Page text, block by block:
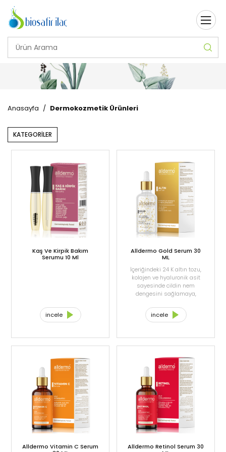
Anasayfa / Dermokozmetik Ürünleri
KATEGORİLER
Kaş Ve Kirpik Bakım
Serumu 10 Ml
incele
Alldermo Gold Serum 30
ML
İçeriğindeki 24 K altın tozu,
kolajen ve hyaluronik asit
sayesinde cildin nem
dengesini sağlamaya,
ve cildin ışıltısını arttırmaya
yardımcı olur.
incele
Alldermo Vitamin C Serum
Alldermo Retinol Serum 30